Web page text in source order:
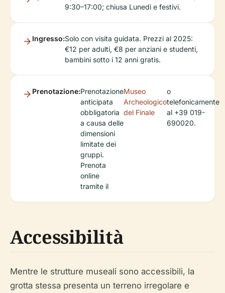
9:30–17:00; chiusa Lunedì e festivi.
Ingresso:Solo con visita guidata. Prezzi al 2025:
€12 per adulti, €8 per anziani e studenti,
bambini sotto i 12 anni gratis.
Prenotazione:Prenotazione
anticipata
obbligatoria
a causa delle
dimensioni
limitate dei
gruppi.
Prenota
online
tramite il
Museo
Archeologico
del Finale
o
telefonicamente
al +39 019-
690020.
Accessibilità
Mentre le strutture museali sono accessibili, la
grotta stessa presenta un terreno irregolare e